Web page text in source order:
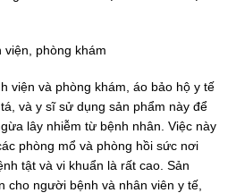
phòng khám
viện và phòng khám, áo bảo hộ y tế
và y sĩ sử dụng sản phẩm này để
lây nhiễm từ bệnh nhân. Việc này
phòng mổ và phòng hồi sức nơi
tật và vi khuẩn là rất cao. Sản
cho người bệnh và nhân viên y tế,